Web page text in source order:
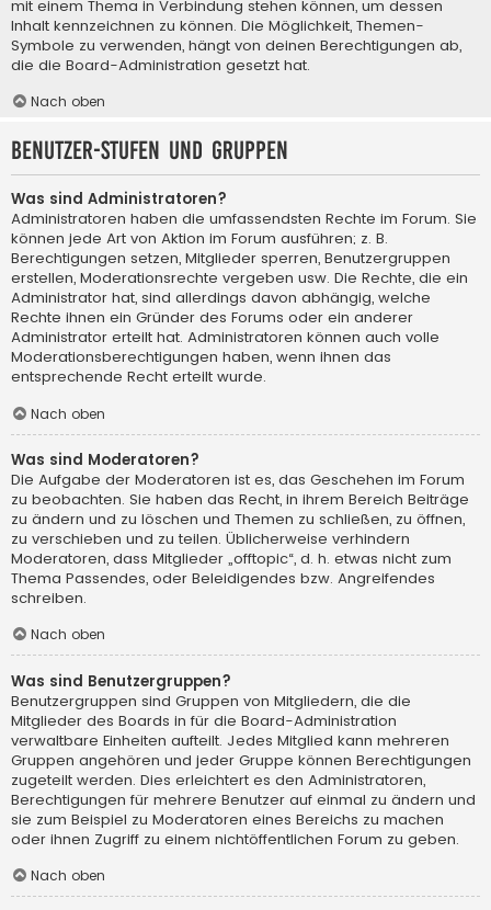
mit einem Thema in Verbindung stehen können, um dessen
Inhalt kennzeichnen zu können. Die Möglichkeit, Themen-
Symbole zu verwenden, hängt von deinen Berechtigungen ab,
die die Board-Administration gesetzt hat.
Nach oben
Benutzer-Stufen und Gruppen
Was sind Administratoren?
Administratoren haben die umfassendsten Rechte im Forum. Sie
können jede Art von Aktion im Forum ausführen; z. B.
Berechtigungen setzen, Mitglieder sperren, Benutzergruppen
erstellen, Moderationsrechte vergeben usw. Die Rechte, die ein
Administrator hat, sind allerdings davon abhängig, welche
Rechte ihnen ein Gründer des Forums oder ein anderer
Administrator erteilt hat. Administratoren können auch volle
Moderationsberechtigungen haben, wenn ihnen das
entsprechende Recht erteilt wurde.
Nach oben
Was sind Moderatoren?
Die Aufgabe der Moderatoren ist es, das Geschehen im Forum
zu beobachten. Sie haben das Recht, in ihrem Bereich Beiträge
zu ändern und zu löschen und Themen zu schließen, zu öffnen,
zu verschieben und zu teilen. Üblicherweise verhindern
Moderatoren, dass Mitglieder „offtopic“, d. h. etwas nicht zum
Thema Passendes, oder Beleidigendes bzw. Angreifendes
schreiben.
Nach oben
Was sind Benutzergruppen?
Benutzergruppen sind Gruppen von Mitgliedern, die die
Mitglieder des Boards in für die Board-Administration
verwaltbare Einheiten aufteilt. Jedes Mitglied kann mehreren
Gruppen angehören und jeder Gruppe können Berechtigungen
zugeteilt werden. Dies erleichtert es den Administratoren,
Berechtigungen für mehrere Benutzer auf einmal zu ändern und
sie zum Beispiel zu Moderatoren eines Bereichs zu machen
oder ihnen Zugriff zu einem nichtöffentlichen Forum zu geben.
Nach oben